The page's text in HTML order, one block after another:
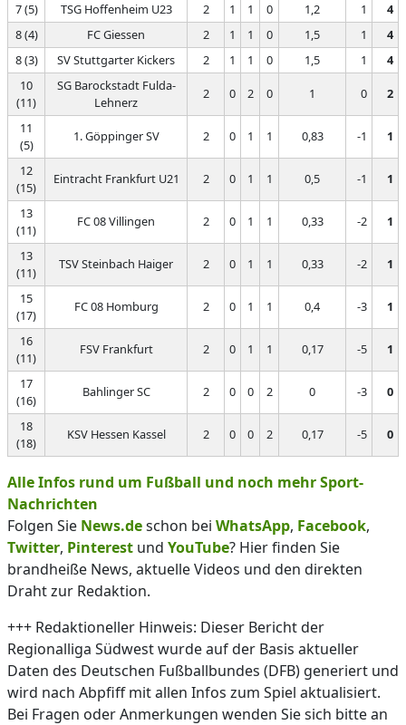
7 (5) TSG Hoffenheim U23 2 1 1 0 1,2 1
4
8 (4)
FC Giessen 2 1 1 0 1,5 1
4
8 (3)
SV Stuttgarter Kickers 2 1 1 0 1,5 1
4
10
(11)
SG Barockstadt Fulda-
Lehnerz
2 0 2 0 1 0 2
11
(5)
1. Göppinger SV 2 0 1 1 0,83 -1 1
12
(15)
Eintracht Frankfurt U21 2 0 1 1 0,5 -1 1
13
(11)
FC 08 Villingen 2 0 1 1 0,33 -2 1
13
(11)
TSV Steinbach Haiger 2 0 1 1 0,33 -2 1
15
(17)
FC 08 Homburg 2 0 1 1 0,4 -3 1
16
(11)
FSV Frankfurt 2 0 1 1 0,17 -5 1
17
(16)
Bahlinger SC 2 0 0 2 0 -3 0
18
(18)
KSV Hessen Kassel 2 0 0 2 0,17 -5 0
Alle Infos rund um Fußball und noch mehr Sport-
Nachrichten
Folgen Sie News.deschon bei WhatsApp, Facebook,
Twitter, Pinterest und YouTube? Hier finden Sie
brandheiße News, aktuelle Videos und den direkten
Draht zur Redaktion.
+++ Redaktioneller Hinweis: Dieser Bericht der
Regionalliga Südwest wurde auf der Basis aktueller
Daten des Deutschen Fußballbundes (DFB) generiert und
wird nach Abpfiff mit allen Infos zum Spiel aktualisiert.
Bei Fragen oder Anmerkungen wenden Sie sich bitte an